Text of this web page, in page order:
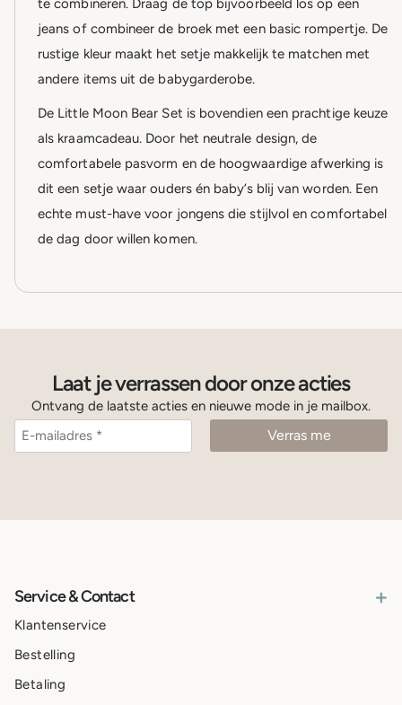
te combineren. Draag de top bijvoorbeeld los op een
jeans of combineer de broek met een basic rompertje. De
rustige kleur maakt het setje makkelijk te matchen met
andere items uit de babygarderobe.
De Little Moon Bear Set is bovendien een prachtige keuze
als kraamcadeau. Door het neutrale design, de
comfortabele pasvorm en de hoogwaardige afwerking is
dit een setje waar ouders én baby’s blij van worden. Een
echte must-have voor jongens die stijlvol en comfortabel
de dag door willen komen.
Laat je verrassen door onze acties
Ontvang de laatste acties en nieuwe mode in je mailbox.
Service & Contact +
Klantenservice
Bestelling
Betaling